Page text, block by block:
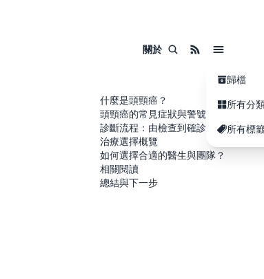
關於
歸檔
所有分
所有標
什麼是頭頸癌？
頭頸癌的常見症狀與警號
診斷流程：由檢查到確診
治療選擇概覽
如何選擇合適的醫生與團隊？
相關閱讀
總結與下一步